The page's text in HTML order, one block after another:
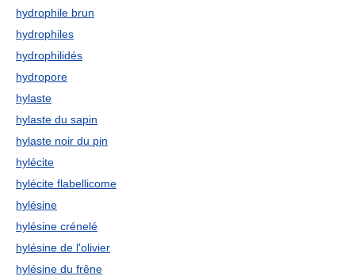
hydrophile brun
hydrophiles
hydrophilidés
hydropore
hylaste
hylaste du sapin
hylaste noir du pin
hylécite
hylécite flabellicome
hylésine
hylésine crénelé
hylésine de l'olivier
hylésine du frêne